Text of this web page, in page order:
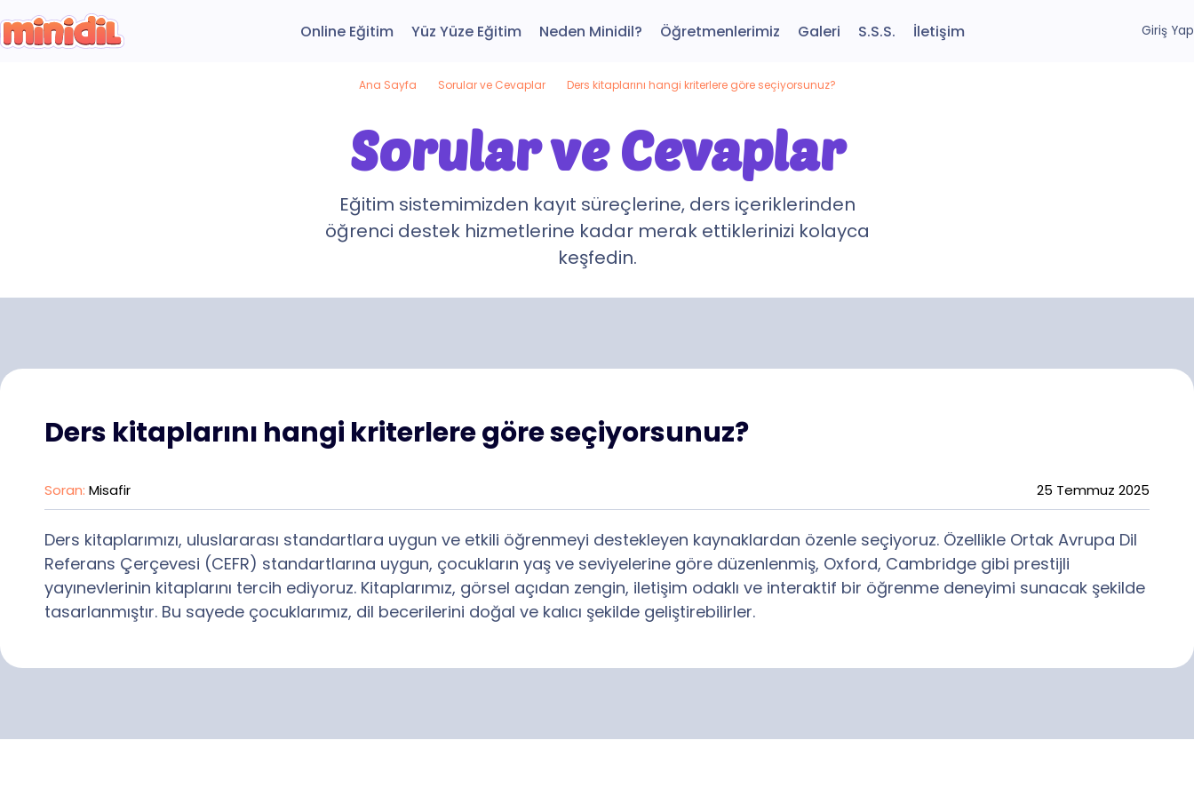
Online Eğitim Yüz Yüze Eğitim Neden Minidil? Öğretmenlerimiz Galeri S.S.S. İletişim Giriş Yap
Ana Sayfa Sorular ve Cevaplar Ders kitaplarını hangi kriterlere göre seçiyorsunuz?
Sorular ve Cevaplar
Eğitim sistemimizden kayıt süreçlerine, ders içeriklerinden
öğrenci destek hizmetlerine kadar merak ettiklerinizi kolayca
keşfedin.
Ders kitaplarını hangi kriterlere göre seçiyorsunuz?
Soran: Misafir 25 Temmuz 2025
Ders kitaplarımızı, uluslararası standartlara uygun ve etkili öğrenmeyi destekleyen kaynaklardan özenle seçiyoruz. Özellikle Ortak Avrupa Dil
Referans Çerçevesi (CEFR) standartlarına uygun, çocukların yaş ve seviyelerine göre düzenlenmiş, Oxford, Cambridge gibi prestijli
yayınevlerinin kitaplarını tercih ediyoruz. Kitaplarımız, görsel açıdan zengin, iletişim odaklı ve interaktif bir öğrenme deneyimi sunacak şekilde
tasarlanmıştır. Bu sayede çocuklarımız, dil becerilerini doğal ve kalıcı şekilde geliştirebilirler.